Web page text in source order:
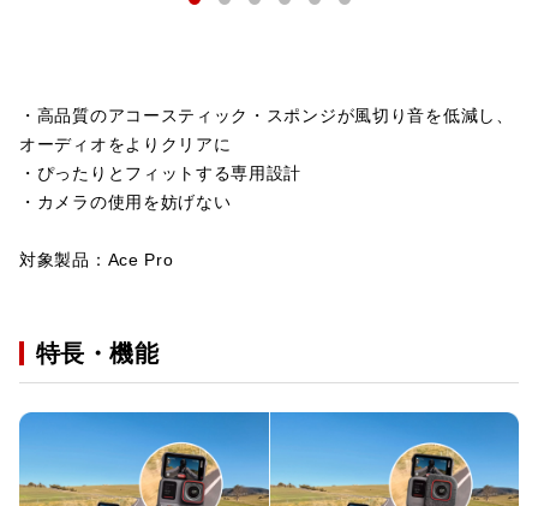
・高品質のアコースティック・スポンジが風切り音を低減し、
オーディオをよりクリアに
・ぴったりとフィットする専用設計
・カメラの使用を妨げない
対象製品：Ace Pro
特長・機能